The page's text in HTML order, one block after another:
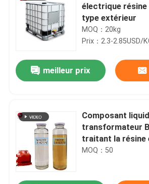
électrique résine
type extérieur
MOQ：20kg
Prix：2.3-2.85USD/
meilleur prix
Composant
transformateur
traitant la résine
processus d'APG
MOQ：50